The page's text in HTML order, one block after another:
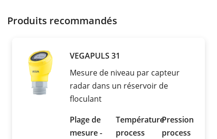
Produits recommandés
VEGAPULS 31
Mesure de niveau par capteur
radar dans un réservoir de
floculant
Plage de
mesure -
Température
process
Pression
process